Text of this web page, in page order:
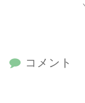
コメント